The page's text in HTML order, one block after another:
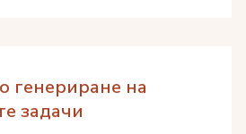
генериране на
задачи